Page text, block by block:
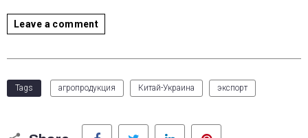
Leave a comment
Tags агропродукция Китай-Украина экспорт
Facebook Twitter LinkedIn